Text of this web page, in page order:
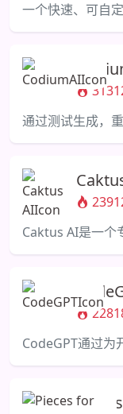
通过测试生成，